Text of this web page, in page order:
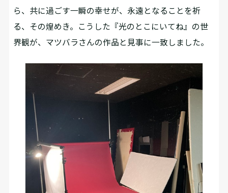
ら、共に過ごす一瞬の幸せが、永遠となることを祈
る、その煌めき。こうした『光のとこにいてね』の世
界観が、マツバラさんの作品と見事に一致しました。